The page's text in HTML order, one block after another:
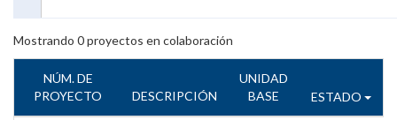
Mostrando 0proyectos en colaboración
NÚM. DE
PROYECTO
DESCRIPCIÓN
UNIDAD
BASE
ESTADO